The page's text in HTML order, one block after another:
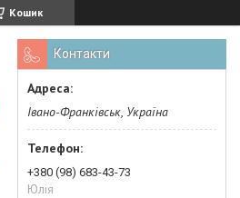
Кошик
Контакти
Івано-Франківськ, Україна
+380 (98) 683-43-73
Юлія